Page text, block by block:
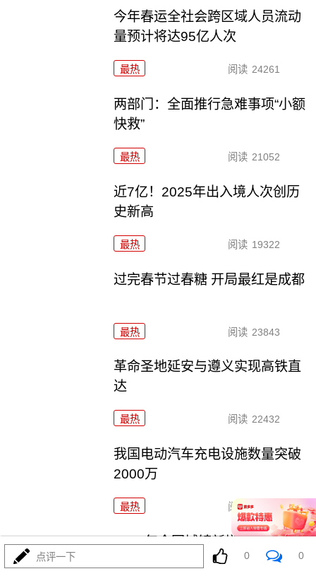
今年春运全社会跨区域人员流动
量预计将达95亿人次
最热 阅读 24261
两部门：全面推行急难事项“小额
快救”
最热 阅读 21052
近7亿！2025年出入境人次创历
史新高
最热 阅读 19322
过完春节过春糖 开局最红是成都
最热 阅读 23843
革命圣地延安与遵义实现高铁直
达
最热 阅读 22432
我国电动汽车充电设施数量突破
2000万
最热 阅读 21365
2025年全国城镇新增就业1267万
点评一下 0 0